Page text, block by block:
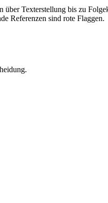
Texterstellung bis zu
Referenzen sind rote Flaggen.